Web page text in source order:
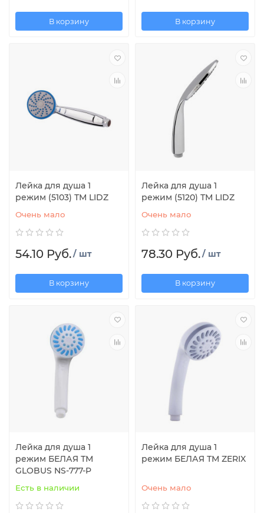
В корзину В корзину
Лейка для душа 1
режим (5103) ТМ LIDZ
Очень мало
54.10 Руб./ шт
В корзину
Лейка для душа 1
режим (5120) ТМ LIDZ
Очень мало
78.30 Руб./ шт
В корзину
Лейка для душа 1
режим БЕЛАЯ ТМ
GLOBUS NS-777-P
Есть в наличии
Лейка для душа 1
режим БЕЛАЯ ТМ ZERIX
Очень мало